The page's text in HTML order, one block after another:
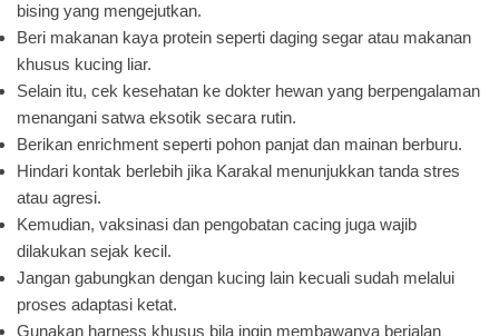
bising yang mengejutkan.
Beri makanan kaya protein seperti daging segar atau makanan
khusus kucing liar.
Selain itu, cek kesehatan ke dokter hewan yang berpengalaman
menangani satwa eksotik secara rutin.
Berikan enrichment seperti pohon panjat dan mainan berburu.
Hindari kontak berlebih jika Karakal menunjukkan tanda stres
atau agresi.
Kemudian, vaksinasi dan pengobatan cacing juga wajib
dilakukan sejak kecil.
Jangan gabungkan dengan kucing lain kecuali sudah melalui
proses adaptasi ketat.
Gunakan harness khusus bila ingin membawanya berjalan